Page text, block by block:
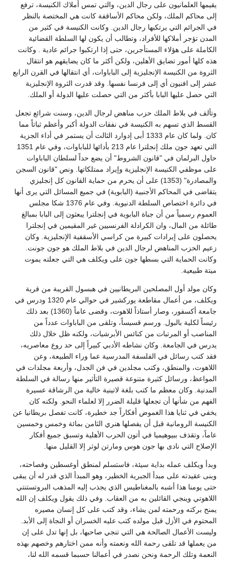
يقيمها العلمانيون على رجال الدين، والتي تمس أملاك الكنيسة، ترفع
إلى محاكم الملك، ولكن محاكم الأساقفة كانت هي المختصة بالنظر
في الجرائم التي يرتكبها رجال الدين. وكانت الكنيسة في كثير من
المدن تؤجر أملاكها للأفراد، وتطالب أن يكون لها السلطة القضائية
الكاملة على هؤلاء المستأجرين، حتى إذا ارتكبوا جرائم عادية . وكانت
هذه كلها أمور تضايق الأهلين، ولكن أكثر ما كان يضايقهم هو انتقال
الثروة من الكنيسة الإنجليزية إلى الباباوات، أي انتقالها في القرن الرابع
عشر إلى افنيون أي إلى فرنسا نفسها. وقد قدرت الثروة الإنجليزية
التي حصل عليها البابا بأكثر من التي حصلت عليها الدولة أو الملك.
وتألف في بلاط الملك حزب مناهض لرجال الدين، وسنت شرائع تجعل
القسط الذي تسهم به الكنيسة في نفقات الدولة أكبر وأعظم ثباتاً مما
كان. ولما كان عام 1333 أبى إدوارد الثالث أن يستمر في أداء الجزية
التي تعهد جون ملك إنجلترا عام 213 بأدائها للباباوات، وفي عام 1351
حاول البرلمان في "قانون الشروط" أن يضع حداً لسلطان الباباوات
على موظفي الكنيسة الإنجليزية وإيراد ممتلكاتها. ونص "قانون السجن
والمصادرة" (1353) على أن يحرم من حماية القانون كل إنجليزي
يتقاضى في المحاكم الأجنبية (البابوية) في جميع المسائل التي يرى أنها
في دائرة اختصاص السلطة الدنيوية. وفي عام 1376 شكا مجلس
العموم رسمياً من أن جباة البابوية في إنجلترا يبعثون إلى البابا بمبالغ
طائلة من المال، وان الكرادلة الفرنسيين غير المقيمين في إنجلترا
يحصلون على إيرادات كبيرة من كراسي الأسقفية الإنجليزية. وكان
زعيم الحزب المناهض لرجال الدين في بلاط الملك هو جون جونت.
وكانت الحماية التي بسطها جون على ويكلف هي التي جعلته يموت
ميتة طبيعية.
وكان مولد أول المصلحين البريطانيين في هبسول القريبة من قرية
ويكلف، من أعمال مقاطعة يوركشير في حوالي عام 1320 ودرس في
جامعة أكسفور، وصار أستاذاً للاهوت، وقضى عاماً (1360) بعد ذلك
رئيساً لكلية بالبول. ورسم قسيساً، وتلقى من الباباوات عدداً من
المناصب أو المرتبات من كنائس الأبرشيات، ولكنه ظل خلال ذلك
يدرس في الجامعة. وكان نشاطه الأدبي كبيراً إلى حد روع معاصريه،
فقد كتب رسائل في الفلسفة المدرسية عما وراء الطبيعة، وعن
اللاهوت، والمنطق، وكتب مجلدين في فن الجدل، وأربعة مجلدات في
المواعظ، ورسائل كثيرة متنوعة قصيرة التأثير منها رسالة في السلطة
المدنية. وكان معظم ما كتب بلغة لاتينية خالية من الرشاقة عسيرة
الفهم من شأنها أن تجعلها قليلة الضرر إلا لعلماء النحو. ولكنه كان
يخفي في ثنايا هذا الغموض أفكاراً جد خطيرة، كانت تفصل بريطانيا عن
الكنيسة الرومانية قبل أن يفصلها هنري الثامن بمائة وخمس وخمسين
عاماً، وتقذف ببيوهيميا في أتون الحرب الأهلية وتسبق جميع أفكار
الإصلاح التي نادى بها جون هوس ومارتن لوثر إلا القليل منها.
وبدأ ويكلف عمله بداية سيئة، فاستسلم لمنطق أوغسطين وفصاحته،
وبنى عقيدته على مبدأ الجبرية الخطير، وهو المبدأ الذي قدر له أن يبقى
حتى يومنا هذا أشبه بالمغناطيس الذي يجذب إليه المذهب البروتستنتي
اللاهوتي وينجي القائلين به من العقاب. وفي ذلك يقول ويكلف إن الله
يمنح بركته ورحمته لمن يشاء، وقد كتب على كل إنسان مصيره
المحتوم في الأزل قبل مولده كتب عليه الخسران أو النجاة إلى الأبد.
وليست الأعمال الصالحة هي التي تنجي صاحبها، بل إنها تدل على إن
من يعملها قد تلقى رحمة الله ونعمته وأنه ممن اختارهم وخصهم بهذه
النعمة وتلك الرحمة ونحن نصدر في أعمالنا حسبما قسمه الله لنا،